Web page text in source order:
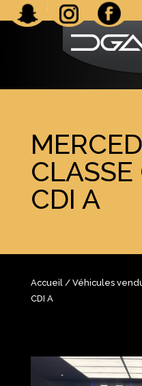
CDI A
Accueil/ Véhicules
CDI A